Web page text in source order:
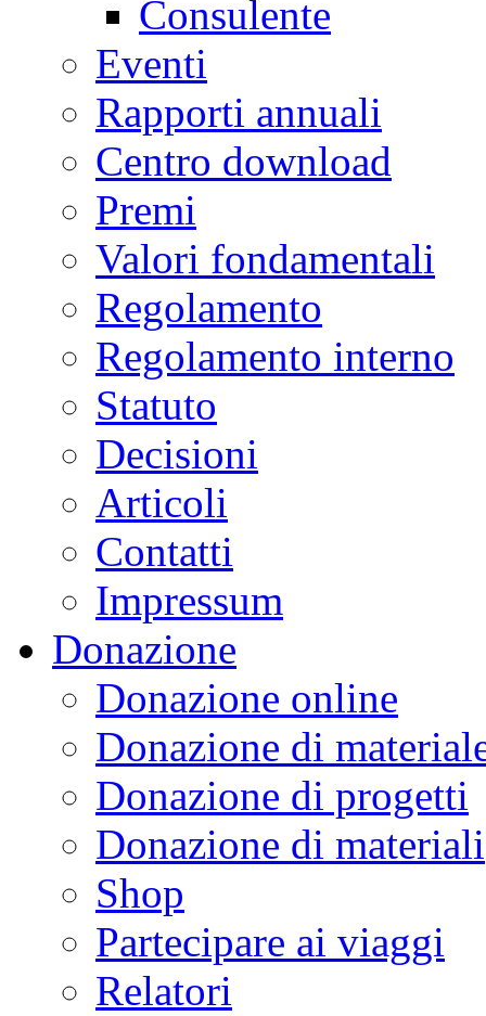
Consulente
Eventi
Rapporti annuali
Centro download
Premi
Valori fondamentali
Regolamento
Regolamento interno
Statuto
Decisioni
Articoli
Contatti
Impressum
Donazione
Donazione online
Donazione di
Donazione di progetti
Donazione di materiali
Shop
Partecipare ai viaggi
Relatori